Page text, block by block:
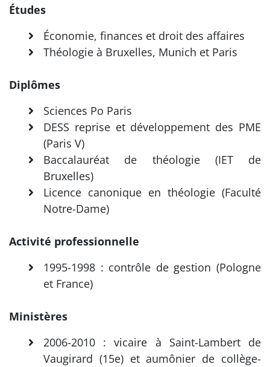
Études
Économie, finances et droit des affaires
Théologie à Bruxelles, Munich et Paris
Diplômes
Sciences Po Paris
DESS reprise et développement des PME
(Paris V)
Baccalauréat de théologie (IET de
Bruxelles)
Licence canonique en théologie (Faculté
Notre-Dame)
Activité professionnelle
1995-1998 : contrôle de gestion (Pologne
et France)
Ministères
2006-2010 : vicaire à Saint-Lambert de
Vaugirard (15e) et aumônier de collège-